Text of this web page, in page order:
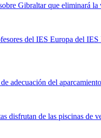
Gibraltar que eliminará la
del IES Europa del
adecuación del
disfrutan de las piscinas de